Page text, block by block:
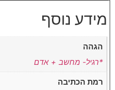
מידע נוסף
הגהה
*רגיל- מחשב + אדם
רמת הכתיבה